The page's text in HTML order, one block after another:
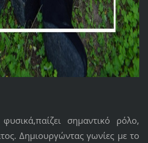
σημαντικό ρόλο,
Δημιουργώντας γωνίες με το